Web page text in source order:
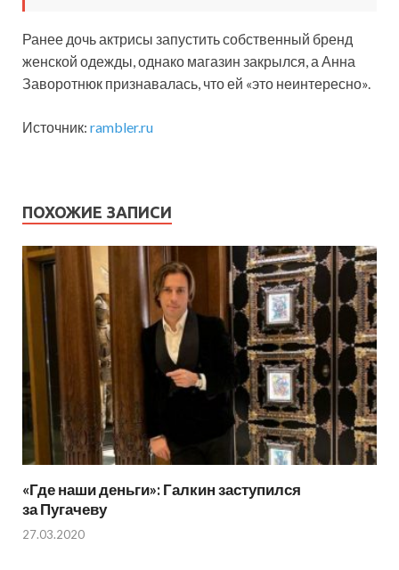
Ранее дочь актрисы запустить собственный бренд
женской одежды, однако магазин закрылся, а Анна
Заворотнюк признавалась, что ей «это неинтересно».
Источник: rambler.ru
ПОХОЖИЕ ЗАПИСИ
«Где наши деньги»: Галкин заступился
за Пугачеву
27.03.2020